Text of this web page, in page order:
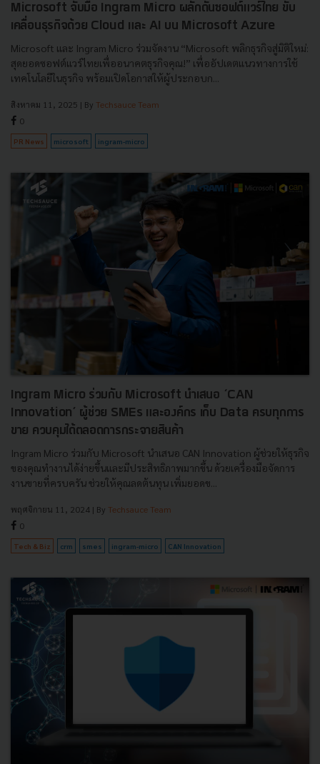
Microsoft จับมือ Ingram Micro ผลักดันซอฟต์แวร์ไทย ขับ
เคลื่อนธุรกิจด้วย Cloud และ AI บน Microsoft Azure
Microsoft และ Ingram Micro ร่วมจัดงาน “Microsoft พลิกธุรกิจสู่มิติใหม่:
สุดยอดซอฟต์แวร์ไทยเพื่ออนาคตธุรกิจคุณ!” เพื่ออัปเดตแนวทางการใช้
เทคโนโลยีในธุรกิจ พร้อมเปิดโอกาสให้ผู้ประกอบก...
สิงหาคม 11, 2025 | By Techsauce Team
0
PR News microsoft ingram-micro
Ingram Micro ร่วมกับ Microsoft นำเสนอ ‘CAN
Innovation’ ผู้ช่วย SMEs และองค์กร เก็บ Data ครบทุกการ
ขาย ควบคุมได้ตลอดการกระจายสินค้า
Ingram Micro ร่วมกับ Microsoft นำเสนอ CAN Innovation ผู้ช่วยให้ธุรกิจ
ของคุณทำงานได้ง่ายขึ้นและมีประสิทธิภาพมากขึ้น ด้วยเครื่องมือจัดการ
งานขายที่ครบครัน ช่วยให้คุณลดต้นทุน เพิ่มยอดข...
พฤศจิกายน 11, 2024 | By Techsauce Team
0
Tech & Biz crm smes ingram-micro CAN Innovation